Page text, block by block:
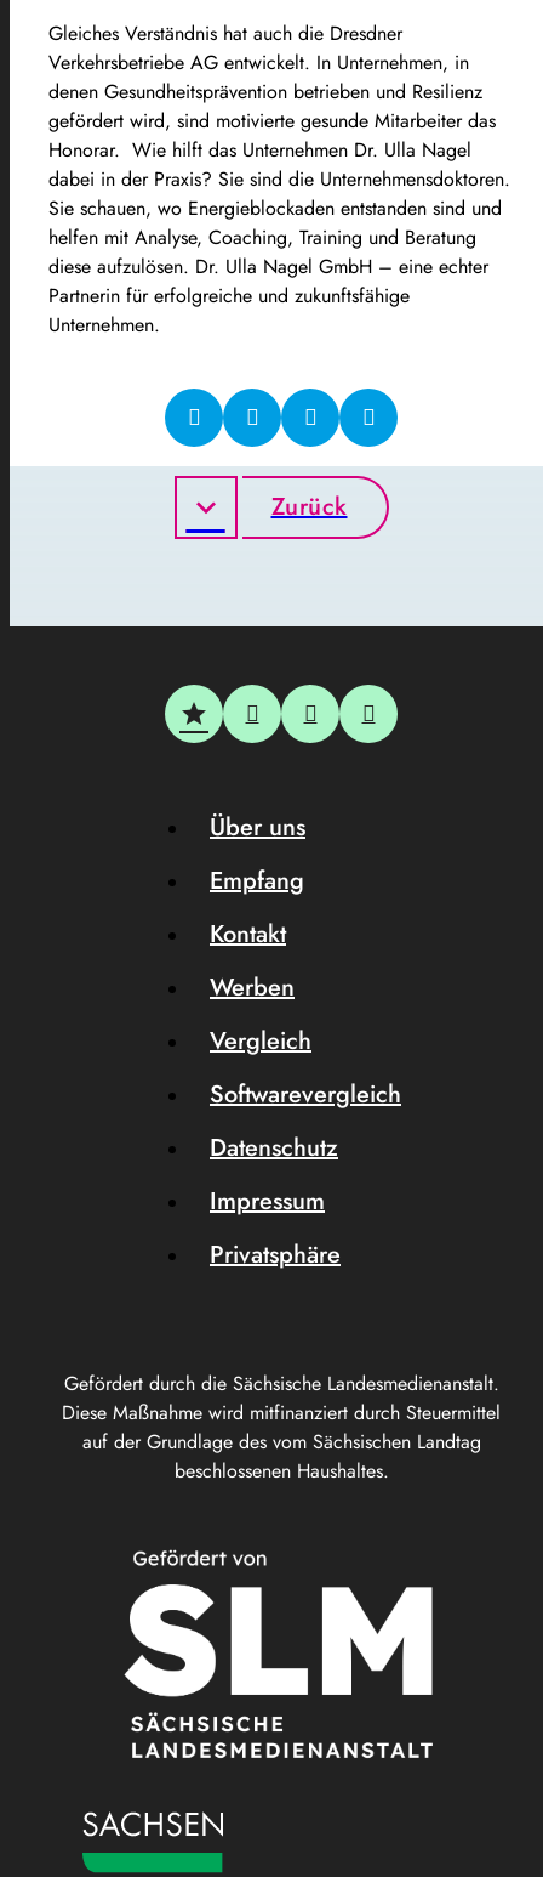
Gleiches Verständnis hat auch die Dresdner
Verkehrsbetriebe AG entwickelt. In Unternehmen, in
denen Gesundheitsprävention betrieben und Resilienz
gefördert wird, sind motivierte gesunde Mitarbeiter das
Honorar. Wie hilft das Unternehmen Dr. Ulla Nagel
dabei in der Praxis? Sie sind die Unternehmensdoktoren.
Sie schauen, wo Energieblockaden entstanden sind und
helfen mit Analyse, Coaching, Training und Beratung
diese aufzulösen. Dr. Ulla Nagel GmbH – eine echter
Partnerin für erfolgreiche und zukunftsfähige
Unternehmen.
Zurück
Gefördert durch die Sächsische Landesmedienanstalt.
Diese Maßnahme wird mitfinanziert durch Steuermittel
auf der Grundlage des vom Sächsischen Landtag
beschlossenen Haushaltes.
Über uns
Empfang
Kontakt
Werben
Vergleich
Softwarevergleich
Datenschutz
Impressum
Privatsphäre